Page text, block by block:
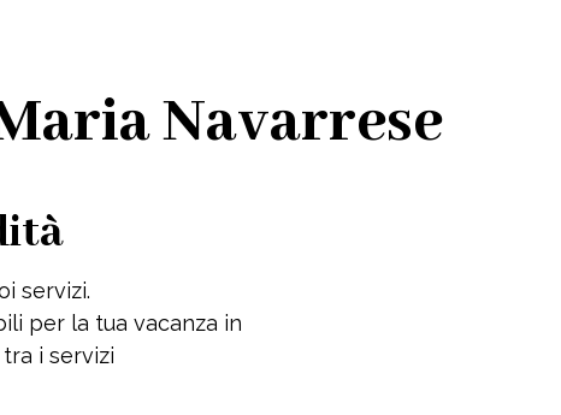
Navarrese
servizi.
per la tua vacanza in
i servizi